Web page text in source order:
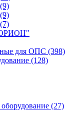
(9)
(9)
(7)
для ОПС (398)
(128)
(27)